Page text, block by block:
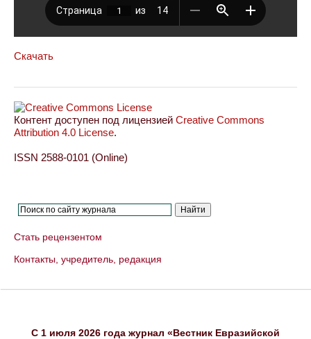
Скачать
Контент доступен под лицензией Creative Commons
Attribution 4.0 License.
ISSN 2588-0101 (Online)
Стать рецензентом
Контакты, учредитель, редакция
C 1 июля 2026 года журнал «Вестник Евразийской